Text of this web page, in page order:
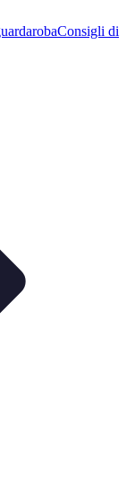
Consigli di